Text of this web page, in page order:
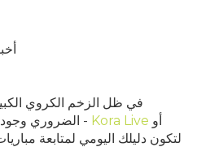
في ظل الزخم الكروي
الضروري وجود منصة موثوقة مثل كوره لايف - Kora Live